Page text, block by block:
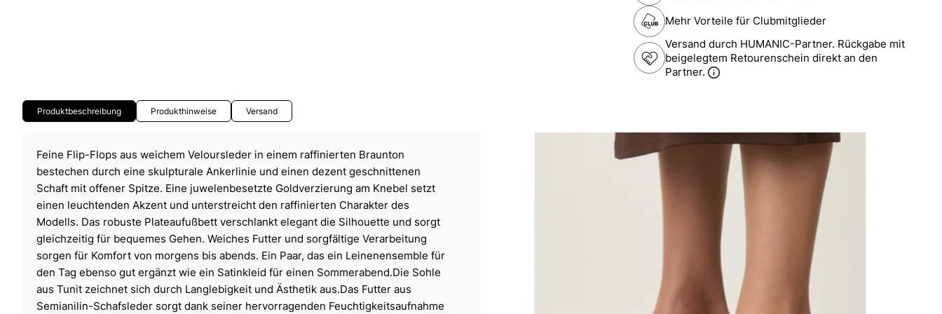
Mehr Vorteile für Clubmitglieder
Versand durch HUMANIC-Partner. Rückgabe mit
beigelegtem Retourenschein direkt an den
Partner.
Produktbeschreibung Produkthinweise Versand
Feine Flip-Flops aus weichem Veloursleder in einem raffinierten Braunton
bestechen durch eine skulpturale Ankerlinie und einen dezent geschnittenen
Schaft mit offener Spitze. Eine juwelenbesetzte Goldverzierung am Knebel setzt
einen leuchtenden Akzent und unterstreicht den raffinierten Charakter des
Modells. Das robuste Plateaufußbett verschlankt elegant die Silhouette und sorgt
gleichzeitig für bequemes Gehen. Weiches Futter und sorgfältige Verarbeitung
sorgen für Komfort von morgens bis abends. Ein Paar, das ein Leinenensemble für
den Tag ebenso gut ergänzt wie ein Satinkleid für einen Sommerabend.Die Sohle
aus Tunit zeichnet sich durch Langlebigkeit und Ästhetik aus.Das Futter aus
Semianilin-Schafsleder sorgt dank seiner hervorragenden Feuchtigkeitsaufnahme